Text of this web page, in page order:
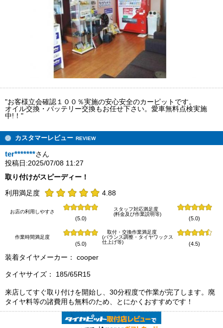
"お客様立会確認１００％実施の安心安全のカーピットです。
オイル交換・バッテリー交換もお任せ下さい。愛車無料点検実施
中!！"
カスタマーレビュー REVIEW
ter*******さん
投稿日:2025/07/08 11:27
取り付けがスピーディー！
利用満足度
4.88
お店の利用しやすさ
(5.0)
スタッフ対応満足度
(料金及び作業説明等)
(5.0)
作業時間満足度
(5.0)
取付・交換作業満足度
(バランス調整・タイヤワックス
仕上げ等)
(4.5)
装着タイヤメーカー： cooper
タイヤサイズ： 185/65R15
来店してすぐ取り付けを開始し、30分程度で作業が完了します。廃
タイヤ料等の諸費用も無料のため、とにかくおすすめです！